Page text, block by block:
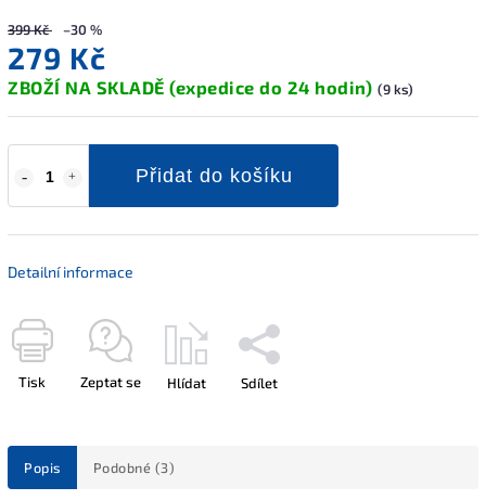
399 Kč –30 %
279 Kč
ZBOŽÍ NA SKLADĚ (expedice do 24 hodin) (9 ks)
Přidat do košíku
Detailní informace
Tisk Zeptat se Hlídat Sdílet
Popis Podobné (3)